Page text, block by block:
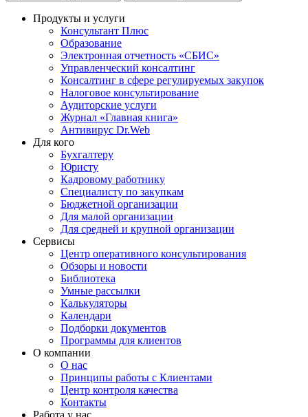
Продукты и услуги
Консультант Плюс
Образование
Электронная отчетность «СБИС»
Управленческий консалтинг
Консалтинг в сфере регулируемых закупок
Налоговое консультирование
Аудиторские услуги
Журнал «Главная книга»
Антивирус Dr.Web
Для кого
Бухгалтеру
Юристу
Кадровому работнику
Специалисту по закупкам
Бюджетной организации
Для малой организации
Для средней и крупной организации
Сервисы
Центр оперативного консультирования
Обзоры и новости
Библиотека
Умные рассылки
Калькуляторы
Календари
Подборки документов
Программы для клиентов
О компании
О нас
Принципы работы с Клиентами
Центр контроля качества
Контакты
Работа у нас